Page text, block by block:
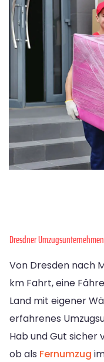
Dresdner Umzugsunternehmen
Von Dresden nach
km Fahrt, eine
Land mit eigener
erfahrenes
Hab und Gut sicher
ob als Fernumzug